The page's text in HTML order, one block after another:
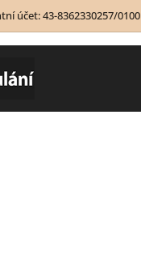
účet: 43-8362330257/0100